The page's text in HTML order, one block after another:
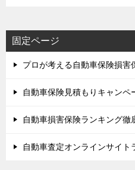
固定ページ
プロが考える自動車保険損害
自動車保険見積もりキャンペ
自動車損害保険ランキング徹
自動車査定オンラインサイト